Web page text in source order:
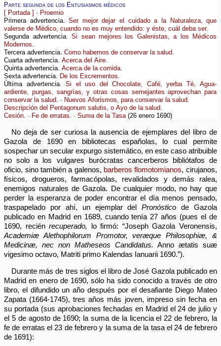
Parte segunda de los Entusiasmos médicos
[ Portada ] · Proemio
Primera advertencia.Ser mejor dejar el cuidado a la Naturaleza, que
valerse de Médico, cuando no es muy entendido: y éste, cuál deba ser.
Segunda advertencia.Si sean mejores los Galenistas, a los Médicos
Modernos
Tercera advertencia.Como habemos de conservar la salud
Cuarta advertencia.Acerca del Aire
Quinta advertencia.Acerca de la comida
Sexta advertencia.
De los Excrementos
Última advertencia.Si el uso del Chocolate, Café, yerba Té, Agua-
ardiente, purgas, sangrías, y otras cosas semejantes aprovechan para
conservar la salud . · Nuevos Aforismos, para conservar la salud
Descripción del Pentagonum salutis, o Ayo de la salud
Cesión. · Fe de erratas. · Suma de la Tasa (26 enero 1690)
No deja de ser curiosa la ausencia de ejemplares del libro de
Gazola de 1690 en bibliotecas españolas, lo cual permite
sospechar un secular expurgo sistemático, en este caso atribuible
no solo a los vulgares burócratas cancerberos bibliótafos de
oficio, sino también a galenos, barberos flomotomianos, cirujanos,
físicos, drogueros, farmacópolas, revalidados y demás ralea,
enemigos naturales de Gazola. De cualquier modo, no hay que
perder la esperanza de poder encontrar el día menos pensado,
traspapelado por ahí, un ejemplar delPronóstico de Gazola
publicado en Madrid en 1689, cuando tenía 27 años (pues el de
1690, reciénrecuperado, lo firmó: “Joseph Gazola Veronensis,
Academiæ Alethophilorum Promotor, veræque Philosophiæ, &
Medicinæ, nec non Matheseos Candidatus. Anno ætatis suæ
vigesimo octavo, Matriti primo Kalendas Ianuarii 1690.”).
Durante más de tres siglos el libro de José Gazola publicado en
Madrid en enero de 1690, sólo ha sido conocido a través de otro
libro, el difundido un año después por el desafiante Diego Mateo
Zapata (1664-1745), tres años más joven, impreso sin fecha en
su portada (sus aprobaciones fechadas en Madrid el 24 de julio y
el 5 de agosto de 1690; la suma de la licencia el 22 de febrero, la
fe de erratas el 23 de febrero y la suma de la tasa el 24 de febrero
de 1691):